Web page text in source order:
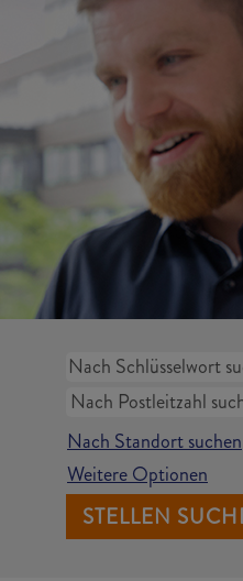
Nach Standort suchen
Weitere Optionen